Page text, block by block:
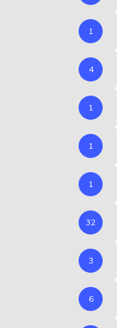
1
4
1
1
1
32
3
6